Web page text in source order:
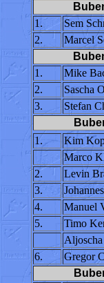
1.
Sem
2.
Marcel
1.
Mike
2.
Sascha
3.
Stefan
1.
Kim
Marco
2.
Levin
3.
4.
Manuel
5.
Timo
6.
Gregor